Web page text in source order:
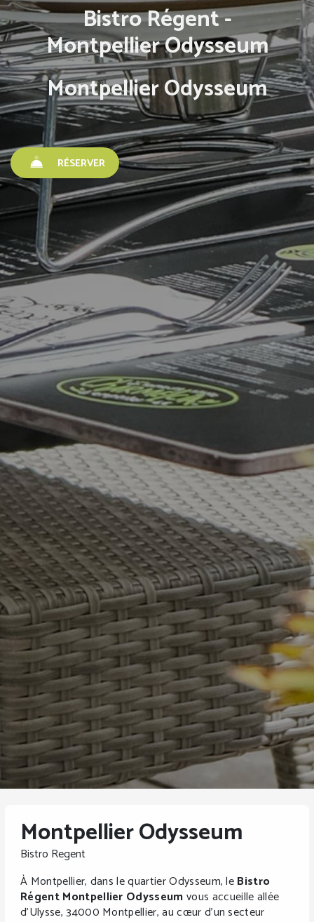
Bistro Régent -
Montpellier Odysseum
Montpellier Odysseum
RÉSERVER
Montpellier Odysseum
Bistro Regent
À Montpellier, dans le quartier Odysseum, leBistro
Régent Montpellier Odysseumvous accueille allée
d’Ulysse, 34000 Montpellier, au cœur d’un secteur